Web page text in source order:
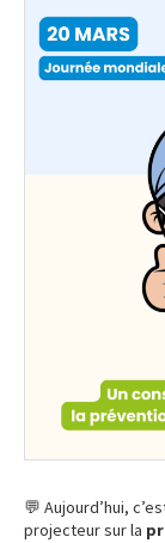
💬 Aujourd’hui,
projecteur sur la